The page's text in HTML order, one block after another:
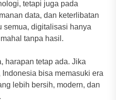
tetapi juga pada
data, dan keterlibatan
semua, digitalisasi hanya
tanpa hasil.
harapan tetap ada. Jika
bisa memasuki era
lebih bersih, modern, dan